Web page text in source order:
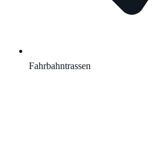
Fahrbahntrassen